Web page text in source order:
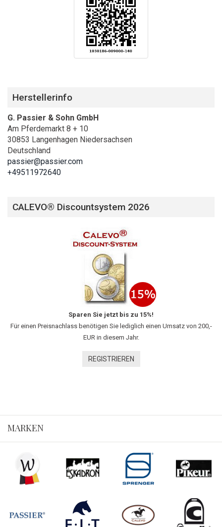
Herstellerinfo
G. Passier & Sohn GmbH
Am Pferdemarkt 8 + 10
30853 Langenhagen Niedersachsen
Deutschland
passier@passier.com
+49511972640
CALEVO® Discountsystem 2026
Sparen Sie jetzt bis zu 15%!
Für einen Preisnachlass benötigen Sie lediglich einen Umsatz von 200,-
EUR in diesem Jahr.
REGISTRIEREN
MARKEN